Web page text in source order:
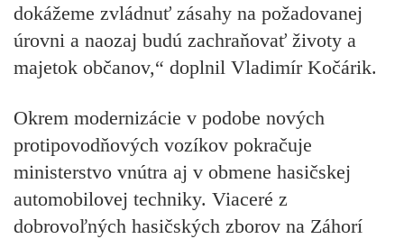
dokážeme zvládnuť zásahy na požadovanej
úrovni a naozaj budú zachraňovať životy a
majetok občanov,“ doplnil Vladimír Kočárik.
Okrem modernizácie v podobe nových
protipovodňových vozíkov pokračuje
ministerstvo vnútra aj v obmene hasičskej
automobilovej techniky. Viaceré z
dobrovoľných hasičských zborov na Záhorí